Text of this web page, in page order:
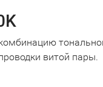
витой пары.